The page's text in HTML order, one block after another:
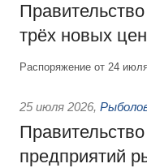
трёх новых
Распоряжение от 24
25 июля 2026,
предприятий